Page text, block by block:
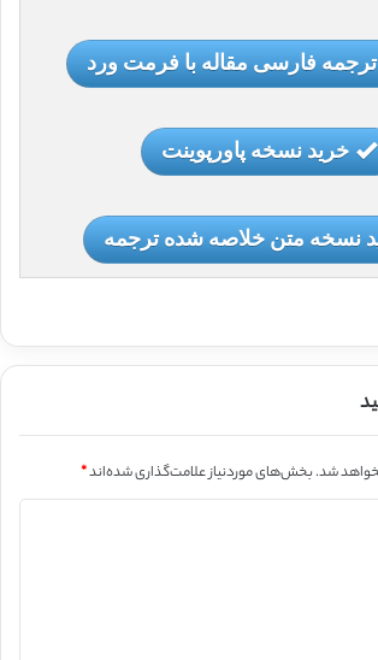
فارسی مقاله با فرمت ورد
خرید نسخه پاورپوینت
نسخه متن خلاصه شده ترجمه
شد.بخش‌های موردنیاز علامت‌گذاری شده‌اند*